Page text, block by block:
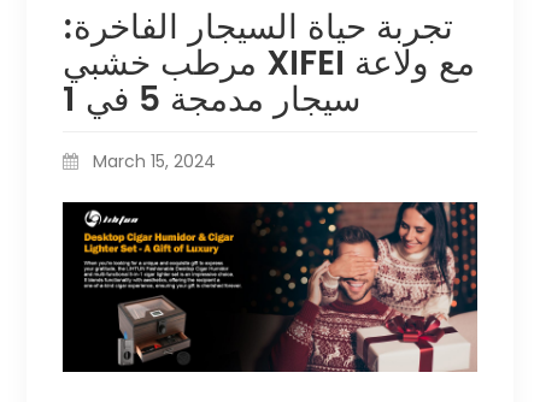
تجربة حياة السيجار الفاخرة:
مرطب خشبي XIFEI مع ولاعة
سيجار مدمجة 5 في 1
March 15, 2024